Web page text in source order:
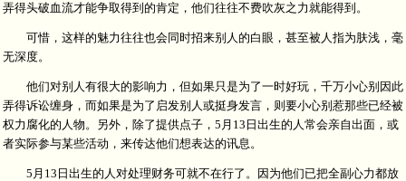
弄得头破血流才能争取得到的肯定，他们往往不费吹灰之力就能得到。
可惜，这样的魅力往往也会同时招来别人的白眼，甚至被人指为肤浅，毫
无深度。
他们对别人有很大的影响力，但如果只是为了一时好玩，千万小心别因此
弄得诉讼缠身，而如果是为了启发别人或挺身发言，则要小心别惹那些已经被
权力腐化的人物。另外，除了提供点子，5月13日出生的人常会亲自出面，或
者实际参与某些活动，来传达他们想表达的讯息。
5月13日出生的人对处理财务可就不在行了。因为他们已把全副心力都放